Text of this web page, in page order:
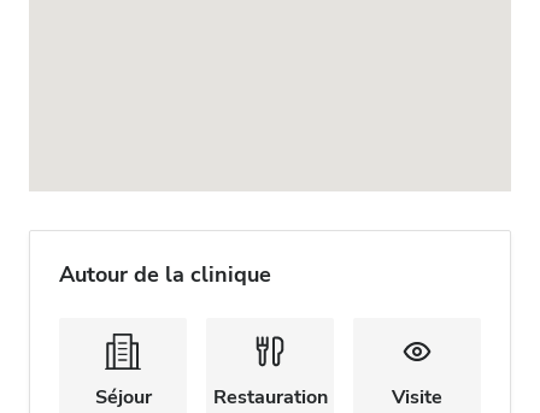
Autour de la clinique
Séjour Restauration Visite